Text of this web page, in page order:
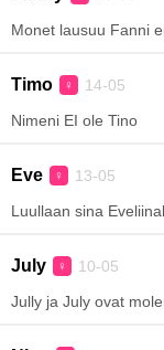
Monet lausuu Fanni
Timo ♀ 14-05
Nimeni EI ole Tino
Eve ♀ 13-05
Luullaan sina
July ♀ 10-05
Jully ja July ovat